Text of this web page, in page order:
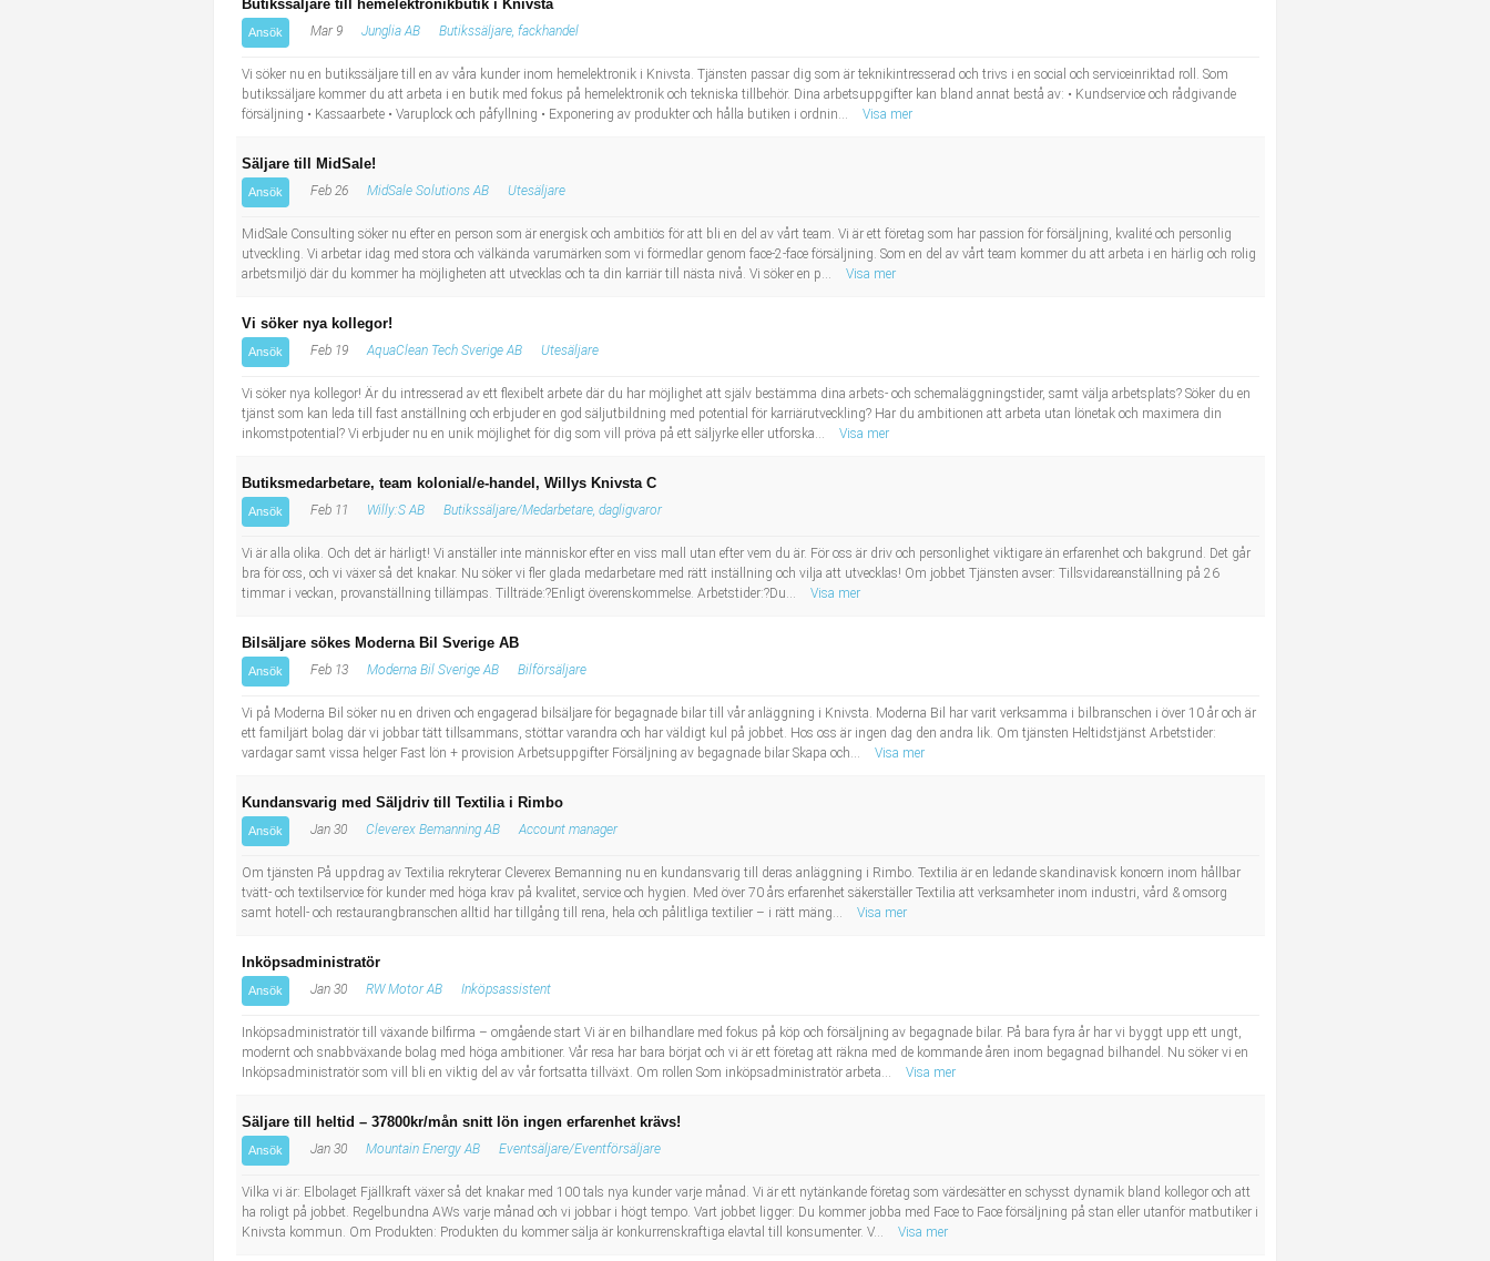
Butikssäljare till hemelektronikbutik i Knivsta
Ansök Mar 9 Junglia AB Butikssäljare, fackhandel
Vi söker nu en butikssäljare till en av våra kunder inom hemelektronik i Knivsta. Tjänsten passar dig som är teknikintresserad och trivs i en social och serviceinriktad roll. Som
butikssäljare kommer du att arbeta i en butik med fokus på hemelektronik och tekniska tillbehör. Dina arbetsuppgifter kan bland annat bestå av: • Kundservice och rådgivande
försäljning • Kassaarbete • Varuplock och påfyllning • Exponering av produkter och hålla butiken i ordnin...
Visa mer
Säljare till MidSale!
Ansök Feb 26 MidSale Solutions AB Utesäljare
MidSale Consulting söker nu efter en person som är energisk och ambitiös för att bli en del av vårt team. Vi är ett företag som har passion för försäljning, kvalité och personlig
utveckling. Vi arbetar idag med stora och välkända varumärken som vi förmedlar genom face-2-face försäljning. Som en del av vårt team kommer du att arbeta i en härlig och rolig
arbetsmiljö där du kommer ha möjligheten att utvecklas och ta din karriär till nästa nivå. Vi söker en p...
Visa mer
Vi söker nya kollegor!
Ansök Feb 19 AquaClean Tech Sverige AB Utesäljare
Vi söker nya kollegor! Är du intresserad av ett flexibelt arbete där du har möjlighet att själv bestämma dina arbets- och schemaläggningstider, samt välja arbetsplats? Söker du en
tjänst som kan leda till fast anställning och erbjuder en god säljutbildning med potential för karriärutveckling? Har du ambitionen att arbeta utan lönetak och maximera din
inkomstpotential? Vi erbjuder nu en unik möjlighet för dig som vill pröva på ett säljyrke eller utforska...
Visa mer
Butiksmedarbetare, team kolonial/e-handel, Willys Knivsta C
Ansök Feb 11 Willy:S AB Butikssäljare/Medarbetare, dagligvaror
Vi är alla olika. Och det är härligt! Vi anställer inte människor efter en viss mall utan efter vem du är. För oss är driv och personlighet viktigare än erfarenhet och bakgrund. Det går
bra för oss, och vi växer så det knakar. Nu söker vi fler glada medarbetare med rätt inställning och vilja att utvecklas! Om jobbet Tjänsten avser: Tillsvidareanställning på 26
timmar i veckan, provanställning tillämpas. Tillträde:?Enligt överenskommelse. Arbetstider:?Du...
Visa mer
Bilsäljare sökes Moderna Bil Sverige AB
Ansök Feb 13 Moderna Bil Sverige AB Bilförsäljare
Vi på Moderna Bil söker nu en driven och engagerad bilsäljare för begagnade bilar till vår anläggning i Knivsta. Moderna Bil har varit verksamma i bilbranschen i över 10 år och är
ett familjärt bolag där vi jobbar tätt tillsammans, stöttar varandra och har väldigt kul på jobbet. Hos oss är ingen dag den andra lik. Om tjänsten Heltidstjänst Arbetstider:
vardagar samt vissa helger Fast lön + provision Arbetsuppgifter Försäljning av begagnade bilar Skapa och...
Visa mer
Kundansvarig med Säljdriv till Textilia i Rimbo
Ansök Jan 30 Cleverex Bemanning AB Account manager
Om tjänsten På uppdrag av Textilia rekryterar Cleverex Bemanning nu en kundansvarig till deras anläggning i Rimbo. Textilia är en ledande skandinavisk koncern inom hållbar
tvätt- och textilservice för kunder med höga krav på kvalitet, service och hygien. Med över 70 års erfarenhet säkerställer Textilia att verksamheter inom industri, vård & omsorg
samt hotell- och restaurangbranschen alltid har tillgång till rena, hela och pålitliga textilier – i rätt mäng...
Visa mer
Inköpsadministratör
Ansök Jan 30 RW Motor AB Inköpsassistent
Inköpsadministratör till växande bilfirma – omgående start Vi är en bilhandlare med fokus på köp och försäljning av begagnade bilar. På bara fyra år har vi byggt upp ett ungt,
modernt och snabbväxande bolag med höga ambitioner. Vår resa har bara börjat och vi är ett företag att räkna med de kommande åren inom begagnad bilhandel. Nu söker vi en
Inköpsadministratör som vill bli en viktig del av vår fortsatta tillväxt. Om rollen Som inköpsadministratör arbeta...
Visa mer
Säljare till heltid – 37800kr/mån snitt lön ingen erfarenhet krävs!
Ansök Jan 30 Mountain Energy AB Eventsäljare/Eventförsäljare
Vilka vi är: Elbolaget Fjällkraft växer så det knakar med 100 tals nya kunder varje månad. Vi är ett nytänkande företag som värdesätter en schysst dynamik bland kollegor och att
ha roligt på jobbet. Regelbundna AWs varje månad och vi jobbar i högt tempo. Vart jobbet ligger: Du kommer jobba med Face to Face försäljning på stan eller utanför matbutiker i
Knivsta kommun. Om Produkten: Produkten du kommer sälja är konkurrenskraftiga elavtal till konsumenter. V...
Visa mer